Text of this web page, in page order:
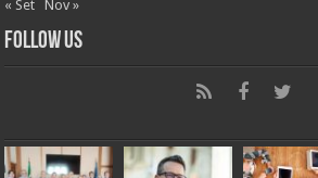
« Set
Nov »
Follow Us